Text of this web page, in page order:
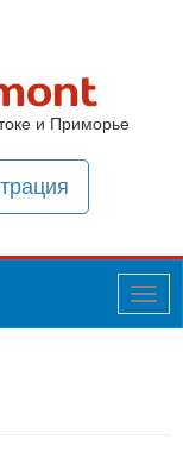
и Приморье